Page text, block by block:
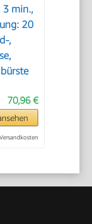
3 min.,
20
,
70,96 €